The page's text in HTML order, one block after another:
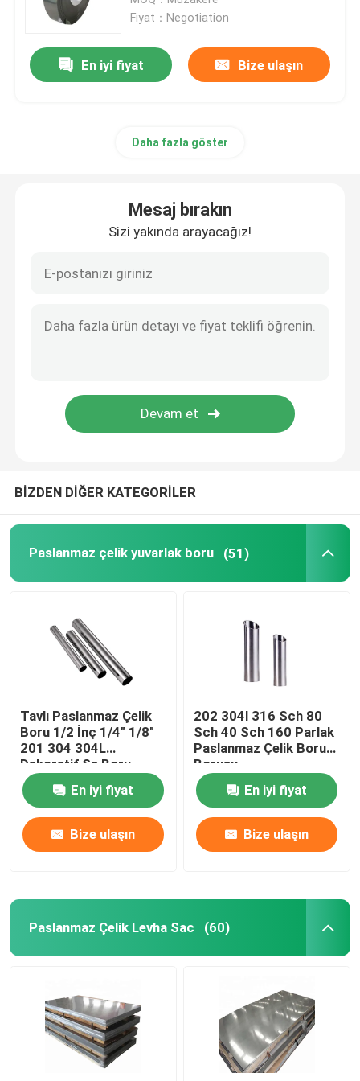
Alaşımlı Çelik Şerit
Galvanizli Çelik Boru
Karbon Çelik Rulo
Fiyat：Negotiation
En iyi fiyat Bize ulaşın
Daha fazla göster
Mesaj bırakın
Sizi yakında arayacağız!
BİZDEN DİĞER KATEGORİLER
Paslanmaz çelik yuvarlak boru (51)
Tavlı Paslanmaz Çelik
Boru 1/2 İnç 1/4" 1/8"
201 304 304L
Dekoratif Ss Boru
Yuvarlak
En iyi fiyat
Bize ulaşın
202 304l 316 Sch 80
Sch 40 Sch 160 Parlak
Paslanmaz Çelik Boru
Borusu
En iyi fiyat
Bize ulaşın
Paslanmaz Çelik Levha Sac (60)